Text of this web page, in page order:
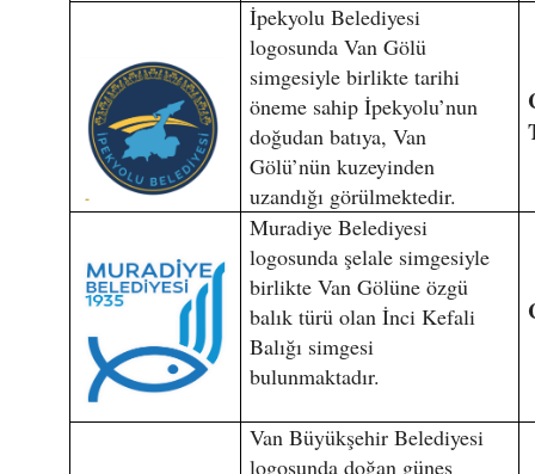
İpekyolu Belediyesi
logosunda Van Gölü
simgesiyle birlikte tarihi
öneme sahip İpekyolu’nun
doğudan batıya, Van
Gölü’nün kuzeyinden
uzandığı görülmektedir.
Muradiye Belediyesi
logosunda şelale simgesiyle
birlikte Van Gölüne özgü
balık türü olan İnci Kefali
Balığı simgesi
bulunmaktadır.
Van Büyükşehir Belediyesi
logosunda doğan güneş